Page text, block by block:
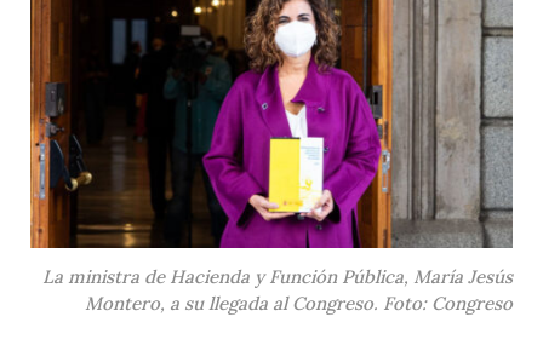
La ministra de Hacienda y Función Pública, María Jesús
Montero, a su llegada al Congreso. Foto: Congreso